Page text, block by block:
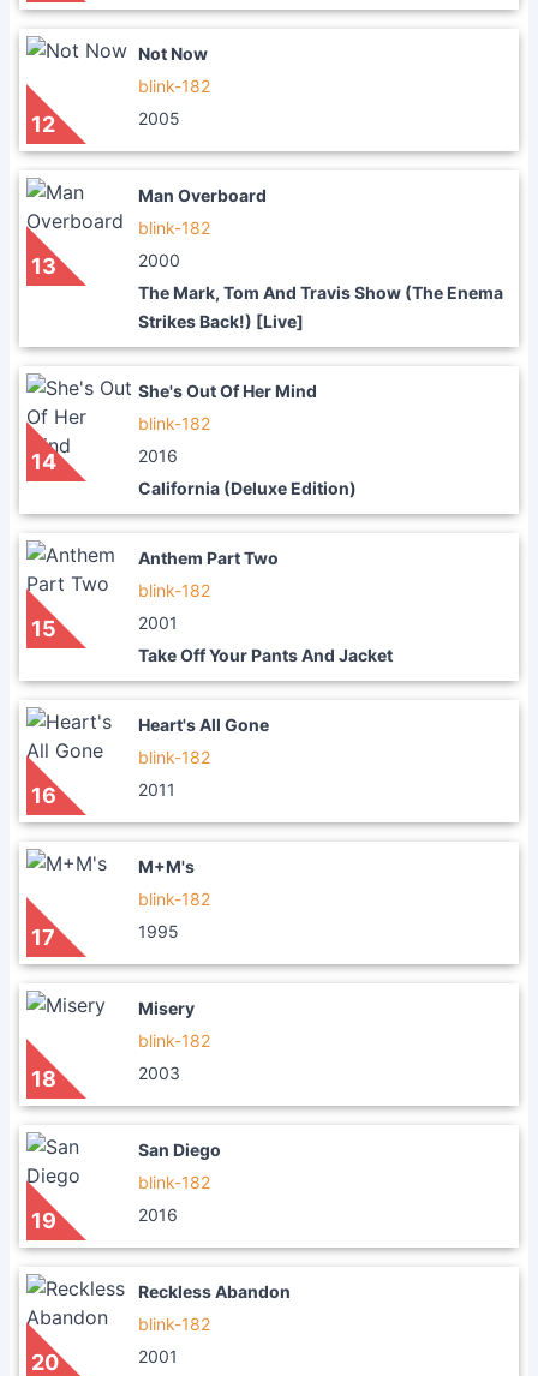
12
Not Now
blink-182
2005
13
Man Overboard
blink-182
2000
The Mark, Tom And Travis Show (The Enema
Strikes Back!) [Live]
14
She's Out Of Her Mind
blink-182
2016
California (Deluxe Edition)
15
Anthem Part Two
blink-182
2001
Take Off Your Pants And Jacket
16
Heart's All Gone
blink-182
2011
17
M+M's
blink-182
1995
18
Misery
blink-182
2003
19
San Diego
blink-182
2016
20
Reckless Abandon
blink-182
2001